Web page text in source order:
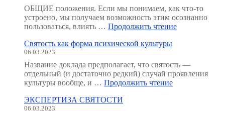
ОБЩИЕ положения. Если мы понимаем, как что-то
устроено, мы получаем возможность этим осознанно
пользоваться, влиять … Продолжить чтение
как
мы
Святость как форма психической культуры
06.03.2023
Название доклада предполагает, что святость —
отдельный (и достаточно редкий) случай проявления
культуры вообще, и … Продолжить чтение"Святость
ЭКСПЕРТИЗА СВЯТОСТИ
06.03.2023